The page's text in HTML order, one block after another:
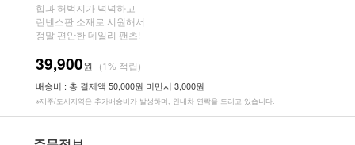
힙과 허벅지가 넉넉하고
린넨스판 소재로 시원해서
정말 편안한 데일리 팬츠!
39,900원 (1% 적립)
배송비 : 총 결제액 50,000원 미만시 3,000원
※제주/도서지역은 추가배송비가 발생하며, 안내차 연락을 드리고 있습니다.